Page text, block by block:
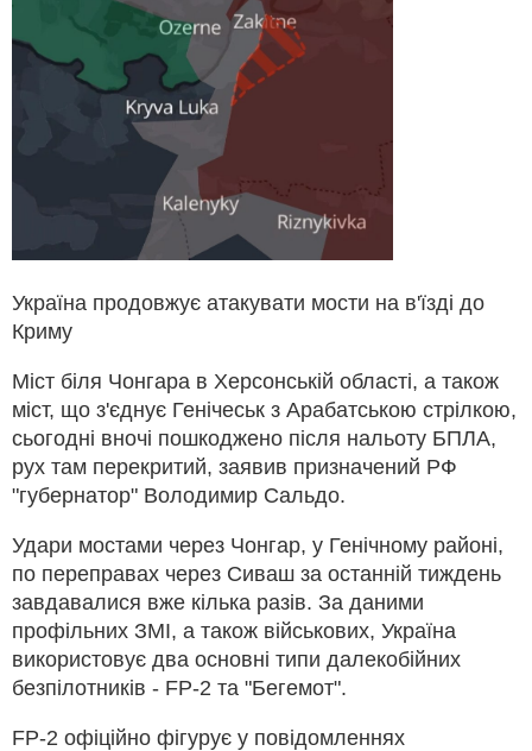
Україна продовжує атакувати мости на в'їзді до
Криму
Міст біля Чонгара в Херсонській області, а також
міст, що з'єднує Генічеськ з Арабатською стрілкою,
сьогодні вночі пошкоджено після нальоту БПЛА,
рух там перекритий, заявив призначений РФ
"губернатор" Володимир Сальдо.
Удари мостами через Чонгар, у Генічному районі,
по переправах через Сиваш за останній тиждень
завдавалися вже кілька разів. За даними
профільних ЗМІ, а також військових, Україна
використовує два основні типи далекобійних
безпілотників - FP-2 та "Бегемот".
FP-2 офіційно фігурує у повідомленнях